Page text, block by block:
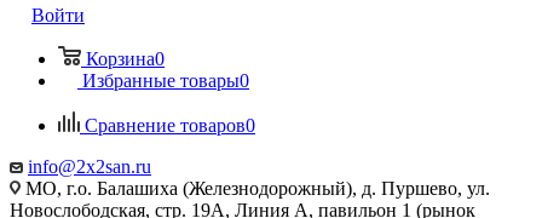
Войти
Корзина0
Избранные товары0
Сравнение товаров0
info@2x2san.ru
МО, г.о. Балашиха (Железнодорожный), д. Пуршево, ул.
Новослободская, стр. 19А, Линия А, павильон 1 (рынок